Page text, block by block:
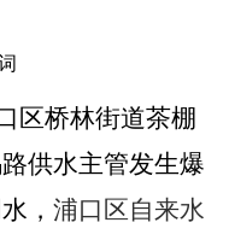
区桥林街道茶棚
供水主管发生爆
， 浦口区自来水